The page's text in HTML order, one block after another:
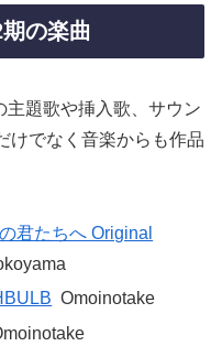
の楽曲
主題歌や挿入歌、サウン
けでなく音楽からも作品
君たちへ Original
Omoinotake